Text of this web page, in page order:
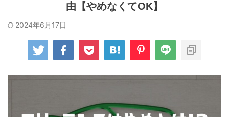
由【やめなくてOK】
2024年6月17日